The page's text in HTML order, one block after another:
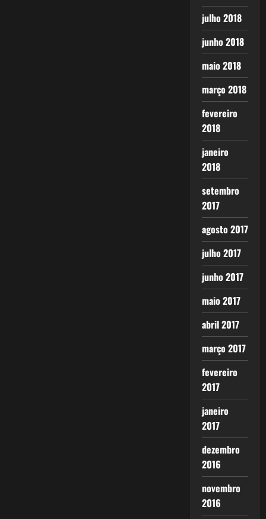
julho 2018
junho 2018
maio 2018
março 2018
fevereiro
2018
janeiro
2018
setembro
2017
agosto 2017
julho 2017
junho 2017
maio 2017
abril 2017
março 2017
fevereiro
2017
janeiro
2017
dezembro
2016
novembro
2016